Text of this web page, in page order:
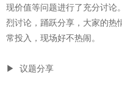
现价值等问题进行了充分讨论
烈讨论，踊跃分享，大家的热
常投入，现场好不热闹。
▶ 议题分享